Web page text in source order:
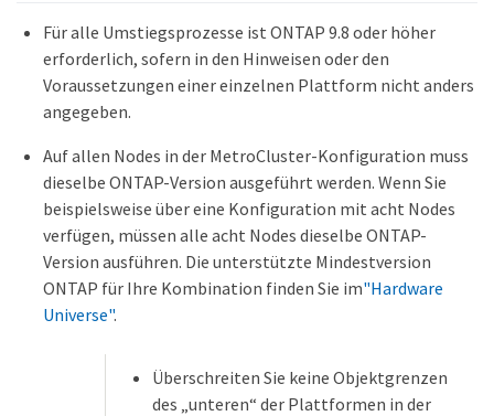
Für alle Umstiegsprozesse ist ONTAP 9.8 oder höher
erforderlich, sofern in den Hinweisen oder den
Voraussetzungen einer einzelnen Plattform nicht anders
angegeben.
Auf allen Nodes in der MetroCluster-Konfiguration muss
dieselbe ONTAP-Version ausgeführt werden. Wenn Sie
beispielsweise über eine Konfiguration mit acht Nodes
verfügen, müssen alle acht Nodes dieselbe ONTAP-
Version ausführen. Die unterstützte Mindestversion
ONTAP für Ihre Kombination finden Sie im"Hardware
Universe".
Überschreiten Sie keine Objektgrenzen
des „unteren“ der Plattformen in der